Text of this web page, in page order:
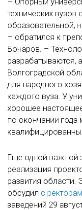
– Опорный
технических
образовательной,
– обратился к
Бочаров. –
разрабатываются,
Волгоградской
для народного
каждого вуза. У
хорошее
по окончании
Еще одной важной
реализация
развития области.
обсудил с
заведений 29